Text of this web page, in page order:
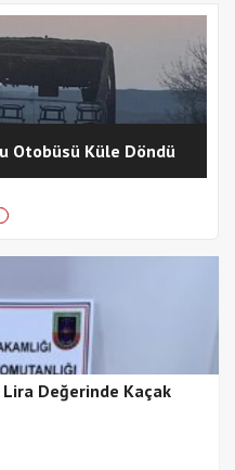
Otobüsü Küle Döndü
Lira Değerinde Kaçak